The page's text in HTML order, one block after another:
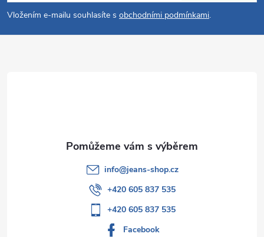
p
a
Vložením e-mailu souhlasíte s obchodními podmínkami.
info@jeans-shop.cz
+420 605 837 535
+420 605 837 535
Facebook